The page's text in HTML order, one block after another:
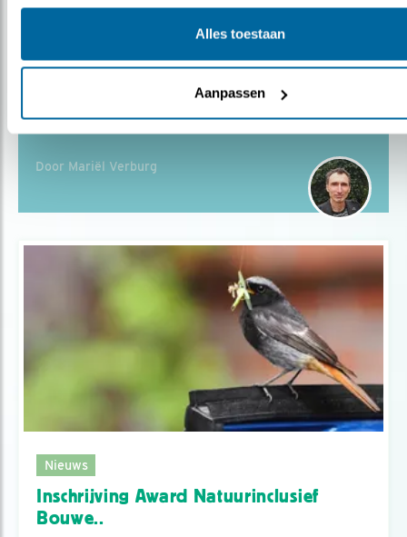
Alles toestaan
Aanpassen
MENSEN ÉN VOGELS WAARDEREN
Door Mariël Verburg
Nieuws
Inschrijving Award Natuurinclusief
Bouwe..